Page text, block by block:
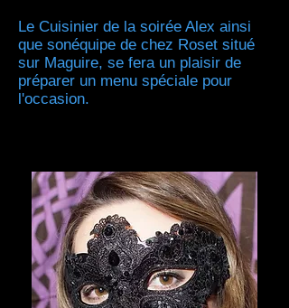
Le Cuisinier de la soirée Alex ainsi
que sonéquipe de chez Roset situé
sur Maguire, se fera un plaisir de
préparer un menu spéciale pour
l'occasion.